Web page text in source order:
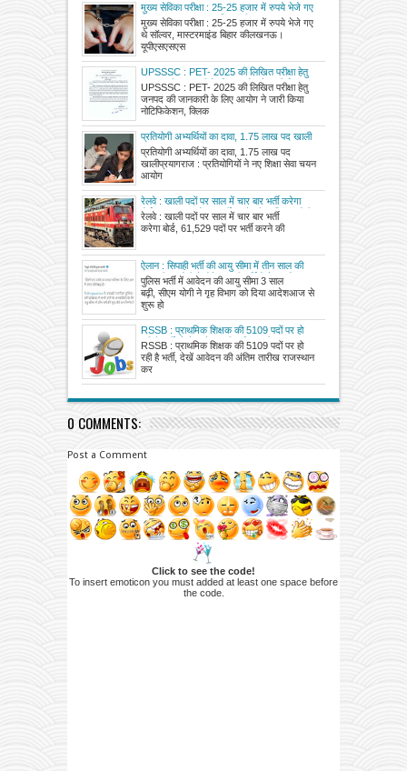
मुख्य सेविका परीक्षा : 25-25 हजार में रुपये भेजे गए
थे सॉल्वर, मास्टरमाइंड बिहार की
मुख्य सेविका परीक्षा : 25-25 हजार में रुपये भेजे गए
थे सॉल्वर, मास्टरमाइंड बिहार कीलखनऊ।
यूपीएसएसएस
UPSSSC : PET- 2025 की लिखित परीक्षा हेतु
जनपद की जानकारी के लिए आयोग ने जारी किया
नोटिफिकेशन, क्लिक करके देखें अपना परीक्षा जनपद
UPSSSC : PET- 2025 की लिखित परीक्षा हेतु
जनपद की जानकारी के लिए आयोग ने जारी किया
नोटिफिकेशन, क्लिक
प्रतियोगी अभ्यर्थियों का दावा, 1.75 लाख पद खाली
प्रतियोगी अभ्यर्थियों का दावा, 1.75 लाख पद
खालीप्रयागराज : प्रतियोगियों ने नए शिक्षा सेवा चयन
आयोग
रेलवे : खाली पदों पर साल में चार बार भर्ती करेगा
बोर्ड, 61,529 पदों पर भर्ती करने की प्रक्रिया होगी
पूरी
रेलवे : खाली पदों पर साल में चार बार भर्ती
करेगा बोर्ड, 61,529 पदों पर भर्ती करने की
ऐलान : सिपाही भर्ती की आयु सीमा में तीन साल की
छूट, सीएम योगी ने होने जा रही भर्तियों में लाखों
अभ्यर्थियों को दी बड़ी राहत
पुलिस भर्ती में आवेदन की आयु सीमा 3 साल
बढ़ी, सीएम योगी ने गृह विभाग को दिया आदेशआज से
शुरू हो
RSSB : प्राथमिक शिक्षक की 5109 पदों पर हो
रही है भर्ती, देखें आवेदन की अंतिम तारीख
RSSB : प्राथमिक शिक्षक की 5109 पदों पर हो
रही है भर्ती, देखें आवेदन की अंतिम तारीख राजस्थान
कर
0 COMMENTS:
Post a Comment
Click to see the code!
To insert emoticon you must added at least one space before
the code.